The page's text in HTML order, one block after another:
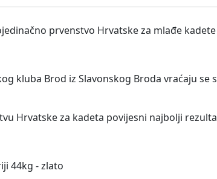
prvenstvo Hrvatske za mlađe
kluba Brod iz Slavonskog Broda vraćaju
Hrvatske za kadeta povijesni najbolji
44kg - zlato